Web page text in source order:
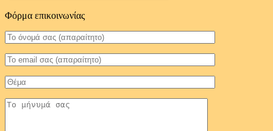
Φόρμα επικοινωνίας